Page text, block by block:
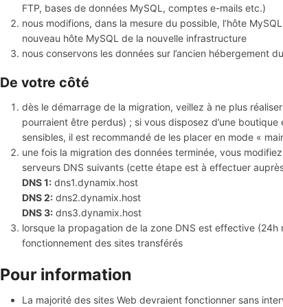
FTP, bases de données MySQL, comptes e-mails etc.)
nous modifions, dans la mesure du possible, l’hôte
nouveau hôte MySQL de la nouvelle infrastructure
nous conservons les données sur l’ancien hébergement
De votre côté
dès le démarrage de la migration, veillez à ne plus
pourraient être perdus) ; si vous disposez d’une
sensibles, il est recommandé de les placer en mode «
une fois la migration des données terminée, vous
serveurs DNS suivants (cette étape est à effectuer
DNS 1: dns1.dynamix.host
DNS 2: dns2.dynamix.host
DNS 3: dns3.dynamix.host
lorsque la propagation de la zone DNS est effective
fonctionnement des sites transférés
Pour information
La majorité des sites Web devraient fonctionner sans